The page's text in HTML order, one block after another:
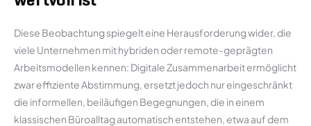
Diese Beobachtung spiegelt eine Herausforderung wider, die
viele Unternehmen mit hybriden oder remote-geprägten
Arbeitsmodellen kennen: Digitale Zusammenarbeit ermöglicht
zwar effiziente Abstimmung, ersetzt jedoch nur eingeschränkt
die informellen, beiläufigen Begegnungen, die in einem
klassischen Büroalltag automatisch entstehen, etwa auf dem